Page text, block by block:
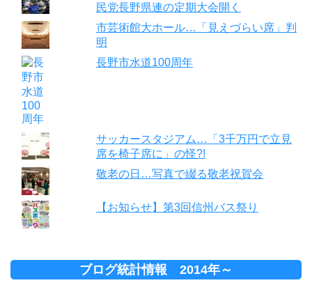
民党長野県連の定期大会開く
市芸術館大ホール…「見えづらい席」判
明
長野市水道100周年
サッカースタジアム…「3千万円で立見
席を椅子席に」の怪?!
敬老の日…写真で綴る敬老祝賀会
【お知らせ】第3回信州バス祭り
ブログ統計情報 2014年～